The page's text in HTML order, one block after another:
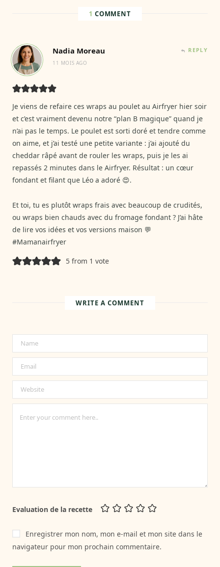
1 COMMENT
Nadia Moreau
11 MOIS AGO
REPLY
Je viens de refaire ces wraps au poulet au Airfryer hier soir
et c’est vraiment devenu notre “plan B magique” quand je
n’ai pas le temps. Le poulet est sorti doré et tendre comme
on aime, et j’ai testé une petite variante : j’ai ajouté du
cheddar râpé avant de rouler les wraps, puis je les ai
repassés 2 minutes dans le Airfryer. Résultat : un cœur
fondant et filant que Léo a adoré 😍.
Et toi, tu es plutôt wraps frais avec beaucoup de crudités,
ou wraps bien chauds avec du fromage fondant ? J’ai hâte
de lire vos idées et vos versions maison 💬
#Mamanairfryer
5 from 1 vote
WRITE A COMMENT
Evaluation de la recette
Enregistrer mon nom, mon e-mail et mon site dans le
navigateur pour mon prochain commentaire.